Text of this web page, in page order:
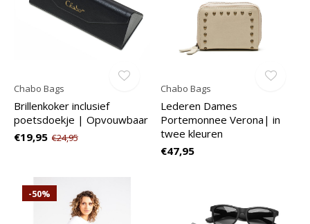
Chabo Bags
Brillenkoker inclusief
poetsdoekje | Opvouwbaar
€19,95 €24,95
Chabo Bags
Lederen Dames
Portemonnee Verona| in
twee kleuren
€47,95
-50%